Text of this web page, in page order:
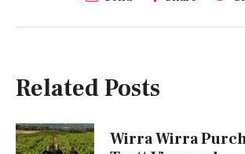
Related Posts
Wirra Wirra